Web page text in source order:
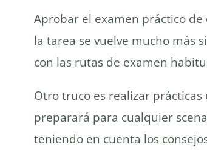
Aprobar el examen práctico
la tarea se vuelve mucho más
con las rutas de examen
Otro truco es realizar
preparará para cualquier
teniendo en cuenta los